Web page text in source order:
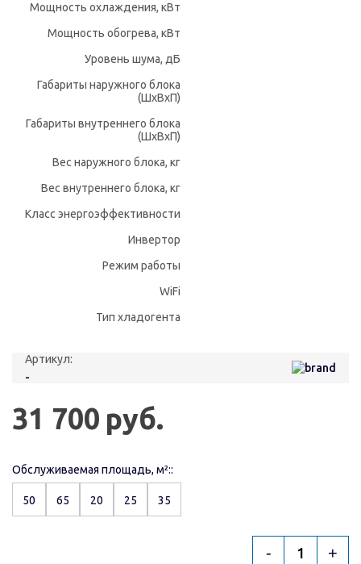
Мощность охлаждения, кВт
Мощность обогрева, кВт
Уровень шума, дБ
Габариты наружного блока
(ШхВхП)
Габариты внутреннего блока
(ШхВхП)
Вес наружного блока, кг
Вес внутреннего блока, кг
Класс энергоэффективности
Инвертор
Режим работы
WiFi
Тип хладогента
Артикул:
-
31 700 руб.
- +
Обслуживаемая площадь, м²::
50 65 20 25 35